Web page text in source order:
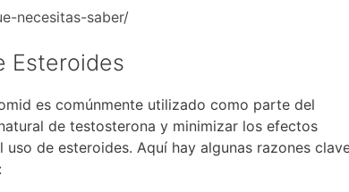
necesitas-saber/
Esteroides
es comúnmente utilizado como parte del
de testosterona y minimizar los efectos
de esteroides. Aquí hay algunas razones